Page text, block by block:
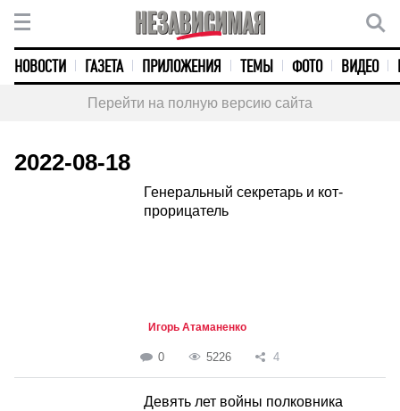
НОВОСТИ ГАЗЕТА ПРИЛОЖЕНИЯ ТЕМЫ ФОТО ВИДЕО
Перейти на полную версию сайта
2022-08-18
Генеральный секретарь и кот-
прорицатель
Игорь Атаманенко
0 5226 4
Девять лет войны полковника